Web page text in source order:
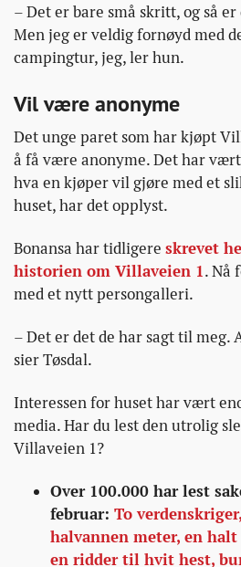
– Det er bare små skritt, og så
Men jeg er veldig fornøyd med
campingtur, jeg, ler hun.
Vil være anonyme
Det unge paret som har kjøpt
å få være anonyme. Det har
hva en kjøper vil gjøre med et
huset, har det opplyst.
Bonansa har tidligere skrevet
historien om Villaveien 1. Nå
med et nytt persongalleri.
– Det er det de har sagt til meg.
sier Tøsdal.
Interessen for huset har vært
media. Har du lest den utrolig
Villaveien 1?
Over 100.000 har lest
februar: To
halvannen meter, en
en ridder til hvit hest,